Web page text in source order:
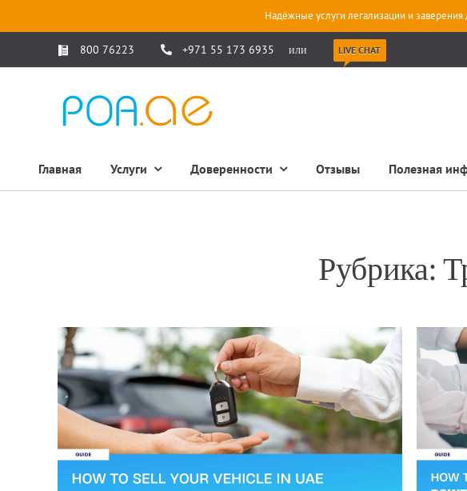
Надёжные услуги легализации и
800 76223 +971 55 173 6935 или LIVE CHAT
Главная Услуги Доверенности Отзывы Полезная
Рубрика: